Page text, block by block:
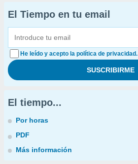
El Tiempo en tu email
He leído y acepto la política de privacidad.
El tiempo...
Por horas
PDF
Más información